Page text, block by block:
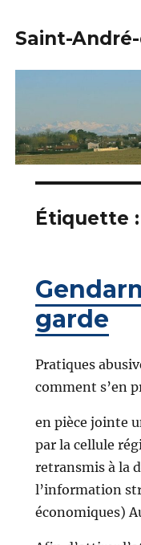
Saint-
Étiquette :
garde
Pratiques
comment s’en
en pièce jointe
par la cellule
retransmis à la
l’information
économiques)